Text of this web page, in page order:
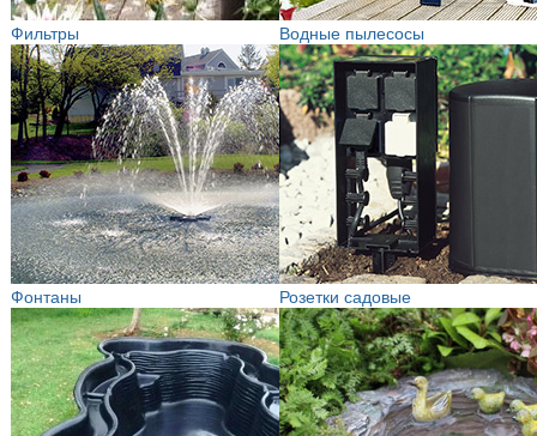
Фильтры Водные пылесосы
Фонтаны Розетки садовые